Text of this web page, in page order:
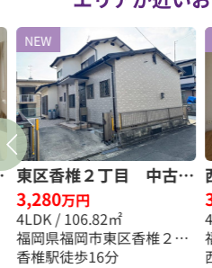
NEW
東区香椎２丁目 中古一
戸建☆仲介手数料半額☆
3,280万円
4LDK / 106.82㎡
福岡県福岡市東区香椎２丁
目
香椎駅徒歩16分